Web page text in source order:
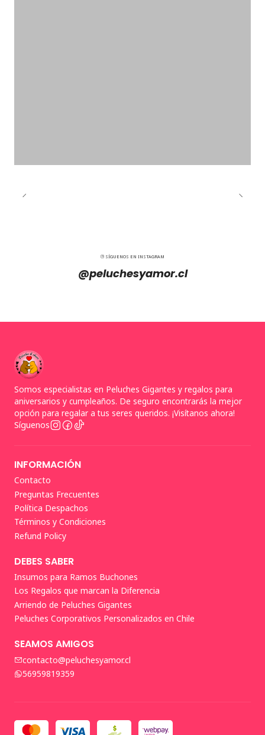
SÍGUENOS EN INSTAGRAM
@peluchesyamor.cl
Somos especialistas en Peluches Gigantes y regalos para
aniversarios y cumpleaños. De seguro encontrarás la mejor
opción para regalar a tus seres queridos. ¡Visítanos ahora!
Síguenos
INFORMACIÓN
Contacto
Preguntas Frecuentes
Política Despachos
Términos y Condiciones
Refund Policy
DEBES SABER
Insumos para Ramos Buchones
Los Regalos que marcan la Diferencia
Arriendo de Peluches Gigantes
Peluches Corporativos Personalizados en Chile
SEAMOS AMIGOS
contacto@peluchesyamor.cl
56959819359